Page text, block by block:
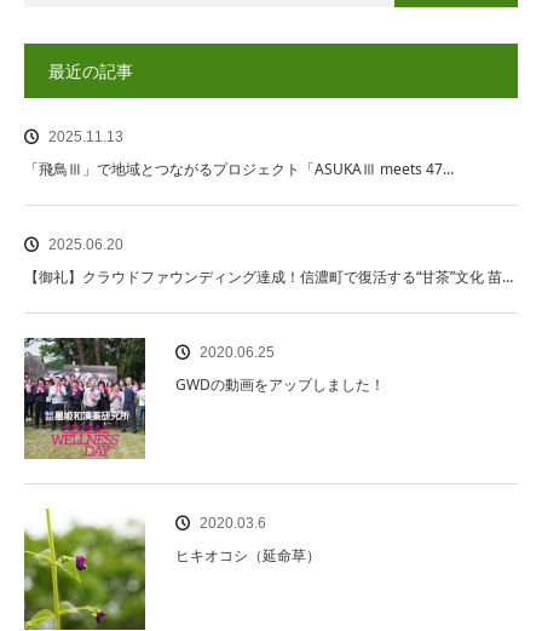
最近の記事
2025.11.13
「飛鳥Ⅲ」で地域とつながるプロジェクト「ASUKAⅢ meets 47…
2025.06.20
【御礼】クラウドファウンディング達成！信濃町で復活する“甘茶”文化 苗…
2020.06.25
GWDの動画をアップしました！
2020.03.6
ヒキオコシ（延命草）